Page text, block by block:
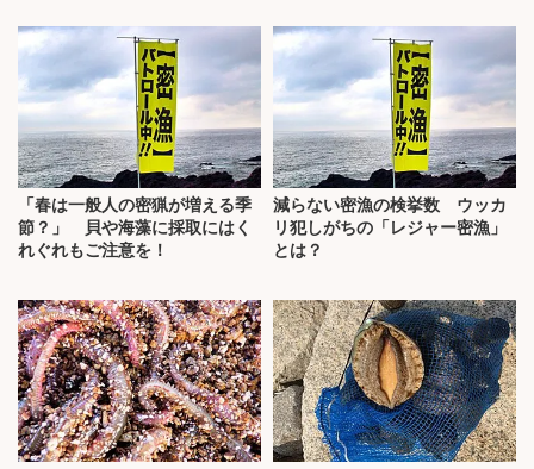
「春は一般人の密猟が増える季
節？」 貝や海藻に採取にはく
れぐれもご注意を！
減らない密漁の検挙数 ウッカ
リ犯しがちの「レジャー密漁」
とは？